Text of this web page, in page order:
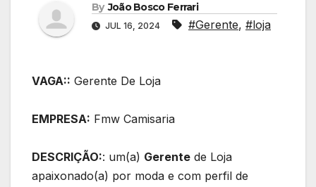
By João Bosco Ferrari
JUL 16, 2024 #Gerente, #loja
VAGA:: Gerente De Loja
EMPRESA: Fmw Camisaria
DESCRIÇÃO:: um(a) Gerente de Loja
apaixonado(a) por moda e com perfil de